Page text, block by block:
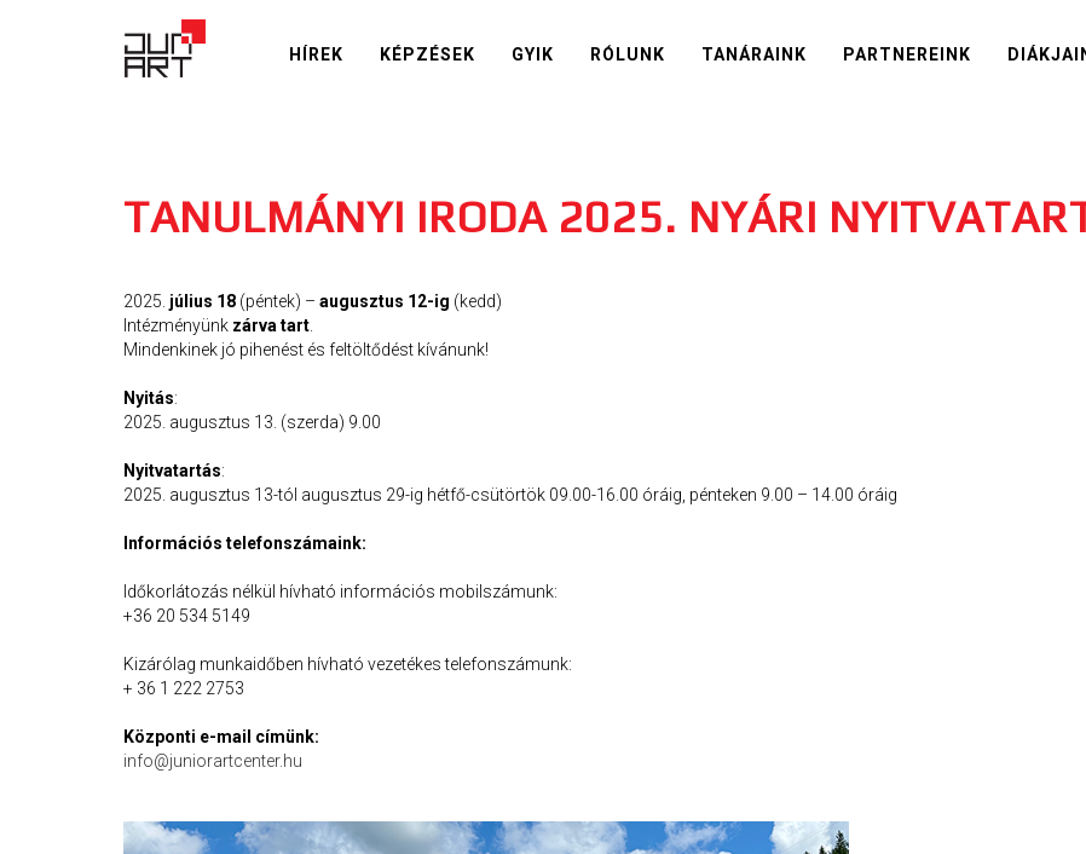
HÍREK KÉPZÉSEK GYIK RÓLUNK TANÁRAINK PARTNEREINK
TANULMÁNYI IRODA 2025. NYÁRI
2025. július 18 (péntek) – augusztus 12-ig (kedd)
Intézményünk zárva tart
Mindenkinek jó pihenést és feltöltődést kívánunk!
Nyitás:
2025. augusztus 13. (szerda) 9.00
Nyitvatartás:
2025. augusztus 13-tól augusztus 29-ig hétfő-csütörtök 09.00-16.00 óráig, pénteken 9.00 – 14.00 óráig
Információs telefonszámaink:
Időkorlátozás nélkül hívható információs mobilszámunk:
+36 20 534 5149
Kizárólag munkaidőben hívható vezetékes telefonszámunk:
+ 36 1 222 2753
Központi e-mail címünk:
info@juniorartcenter.hu